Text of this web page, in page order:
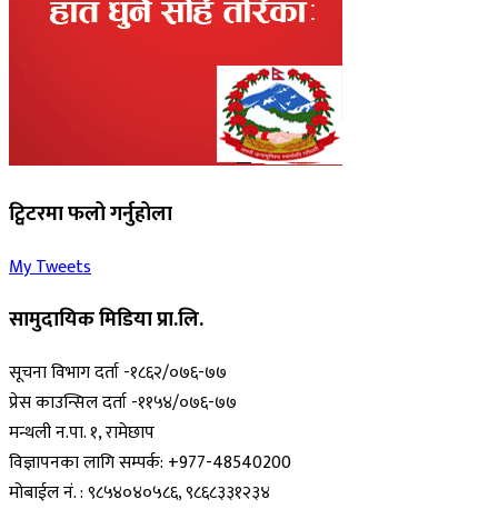
ट्विटरमा फलो गर्नुहोला
My Tweets
सामुदायिक मिडिया प्रा.लि.
सूचना विभाग दर्ता -१८६२/०७६-७७
प्रेस काउन्सिल दर्ता -११५४/०७६-७७
मन्थली न.पा. १, रामेछाप
विज्ञापनका लागि सम्पर्क: +977-48540200
मोबाईल नं. : ९८५४०४०५८६, ९८६८३३१२३४